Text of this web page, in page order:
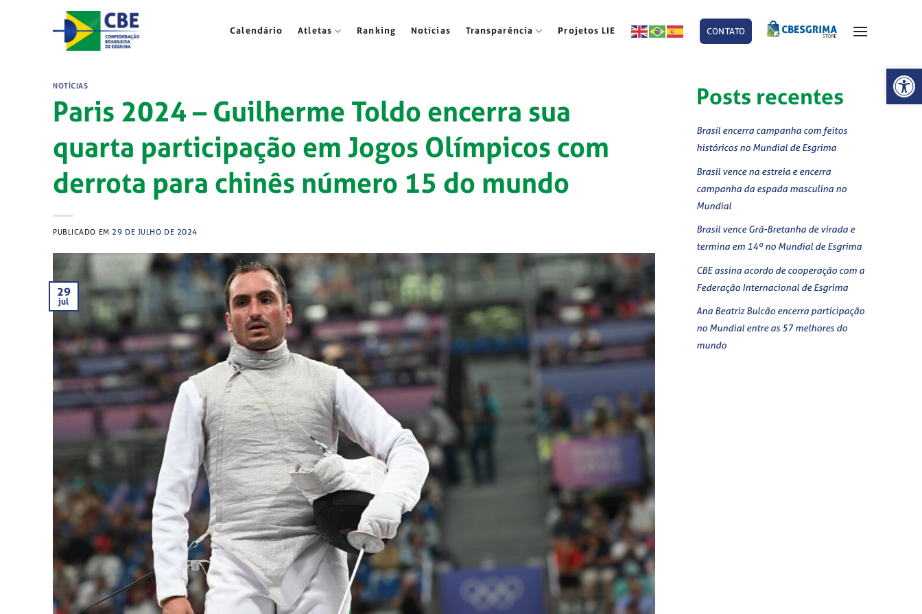
Abrir
Calendário Atletas Ranking Notícias Transparência Projetos LIE CONTATO
NOTÍCIAS
Paris 2024 – Guilherme Toldo encerra sua
quarta participação em Jogos Olímpicos com
derrota para chinês número 15 do mundo
PUBLICADO EM 29 DE JULHO DE 2024
29
jul
Posts recentes
Brasil encerra campanha com feitos
históricos no Mundial de Esgrima
Brasil vence na estreia e encerra
campanha da espada masculina no
Mundial
Brasil vence Grã-Bretanha de virada e
termina em 14º no Mundial de Esgrima
CBE assina acordo de cooperação com a
Federação Internacional de Esgrima
Ana Beatriz Bulcão encerra participação
no Mundial entre as 57 melhores do
mundo